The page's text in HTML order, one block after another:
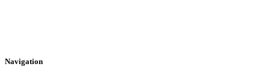
Navigation